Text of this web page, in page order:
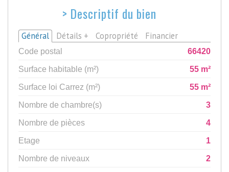
> Descriptif du bien
Général Détails + Copropriété Financier
Code postal
66420
Surface habitable (m²)
55 m²
Surface loi Carrez (m²)
55 m²
Nombre de chambre(s)
3
Nombre de pièces
4
Etage
1
Nombre de niveaux
2